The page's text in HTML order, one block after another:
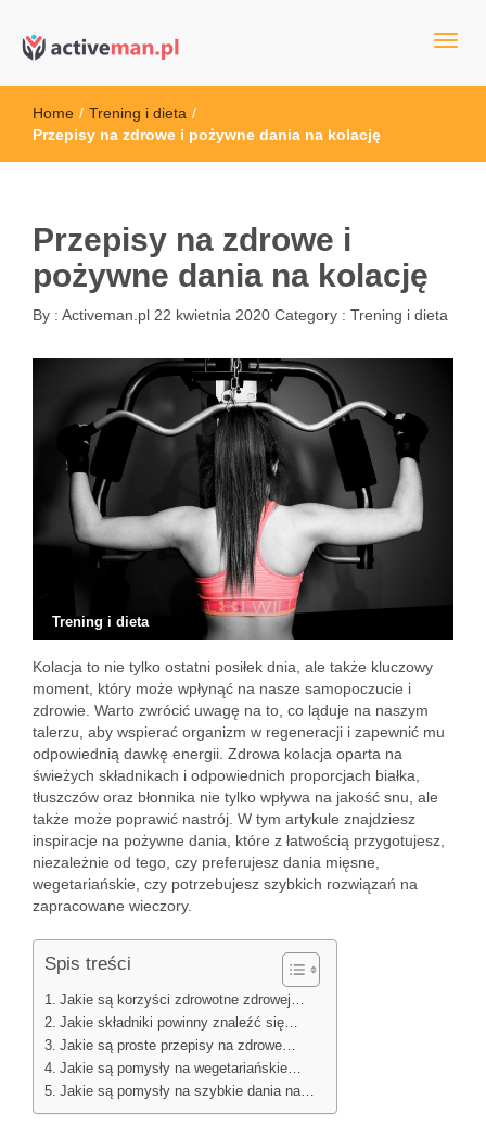
active man – sprzęt sportowy
sportowym
Home / Trening i dieta /
Przepisy na zdrowe i pożywne dania na kolację
Przepisy na zdrowe i
pożywne dania na kolację
By : Activeman.pl 22 kwietnia 2020 Category : Trening i dieta
Trening i dieta
Kolacja to nie tylko ostatni posiłek dnia, ale także kluczowy
moment, który może wpłynąć na nasze samopoczucie i
zdrowie. Warto zwrócić uwagę na to, co ląduje na naszym
talerzu, aby wspierać organizm w regeneracji i zapewnić mu
odpowiednią dawkę energii. Zdrowa kolacja oparta na
świeżych składnikach i odpowiednich proporcjach białka,
tłuszczów oraz błonnika nie tylko wpływa na jakość snu, ale
także może poprawić nastrój. W tym artykule znajdziesz
inspiracje na pożywne dania, które z łatwością przygotujesz,
niezależnie od tego, czy preferujesz dania mięsne,
wegetariańskie, czy potrzebujesz szybkich rozwiązań na
zapracowane wieczory.
Spis treści
Jakie są korzyści zdrowotne zdrowej…
Jakie składniki powinny znaleźć się…
Jakie są proste przepisy na zdrowe…
Jakie są pomysły na wegetariańskie…
Jakie są pomysły na szybkie dania na…